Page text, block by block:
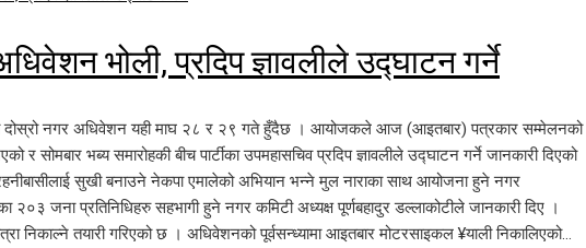
भोली, प्रदिप ज्ञावलीले उद्घाटन गर्ने
दोस्रो नगर अधिवेशन यही माघ २८ र २९ गते हुँदैछ । आयोजकले आज (आइतबार) पत्रकार सम्मेलनको
र सोमबार भब्य समारोहकी बीच पार्टीका उपमहासचिव प्रदिप ज्ञावलीले उद्घाटन गर्ने जानकारी दिएको
सुखी बनाउने नेकपा एमालेको अभियान भन्ने मुल नाराका साथ आयोजना हुने नगर
जना प्रतिनिधिहरु सहभागी हुने नगर कमिटी अध्यक्ष पूर्णबहादुर डल्लाकोटीले जानकारी दिए ।
निकाल्ने तयारी गरिएको छ । अधिवेशनको पूर्वसन्ध्यामा आइतबार मोटरसाइकल ¥याली निकालिएको…